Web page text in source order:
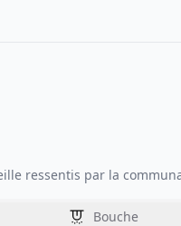
ressentis par la
Bouche